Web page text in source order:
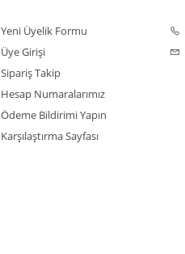
Yeni Üyelik Formu
Üye Girişi
Sipariş Takip
Hesap Numaralarımız
Ödeme Bildirimi Yapın
Karşılaştırma Sayfası